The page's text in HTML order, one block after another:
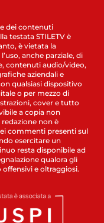
dei contenuti
testata STILETV è
è vietata la
anche parziale, di
contenuti audio/video,
aziendali e
qualsiasi dispositivo
o per mezzo di
cover e tutto
a copia non
non è
commenti presenti sul
esercitare un
resta disponibile ad
qualora gli
offensivi e oltraggiosi.